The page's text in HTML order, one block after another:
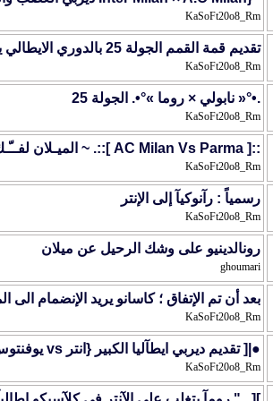
KaSoFt20o8_Rm
تقديم قمة القمم الجولة 25 بالدوري الايطالي يوفنتوس vs انتر ميلان
KaSoFt20o8_Rm
.•°« نابولي × روما »°•. الجولة 25
KaSoFt20o8_Rm
::[ AC Milan Vs Parma ]::. ~ الميـلان لفــّـك عقـدة التعادلآآت
KaSoFt20o8_Rm
رسمياً : رآنوكيآ إلى الإنتر
KaSoFt20o8_Rm
رونالدينيو على وشك الرحيل عن ميلان
ghoumari
بعد أن تم الإتفاق ؛ كاسانو يريد الإنضمام الى
KaSoFt20o8_Rm
●|[ تقديم ديربي ايطآليا الكبير {انتر vs يوفنتوس} ]|● █◄تقديم سآإدس جولآت الكآلتشيو►█
KaSoFt20o8_Rm